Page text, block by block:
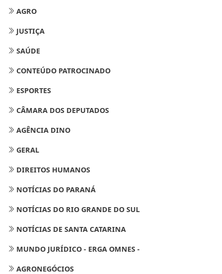
AGRO
JUSTIÇA
SAÚDE
CONTEÚDO PATROCINADO
ESPORTES
CÂMARA DOS DEPUTADOS
AGÊNCIA DINO
GERAL
DIREITOS HUMANOS
NOTÍCIAS DO PARANÁ
NOTÍCIAS DO RIO GRANDE DO SUL
NOTÍCIAS DE SANTA CATARINA
MUNDO JURÍDICO - ERGA OMNES -
AGRONEGÓCIOS